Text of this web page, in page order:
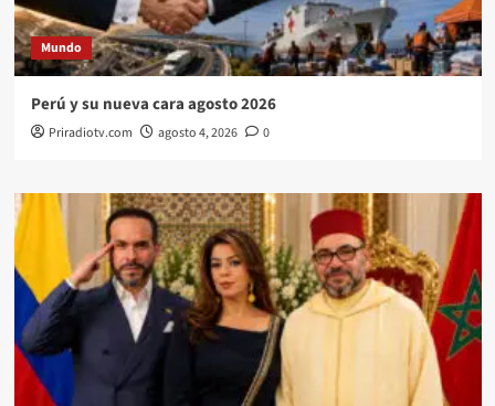
Mundo
Perú y su nueva cara agosto 2026
Priradiotv.com agosto 4, 2026 0